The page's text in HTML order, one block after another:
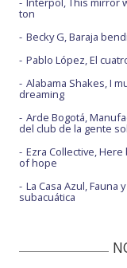
ton
Becky G, Baraja
Pablo López, El
Alabama Shakes, I
dreaming
Arde Bogotá,
del club de la gente
Ezra Collective, Here
of hope
La Casa Azul, Fauna
subacuática